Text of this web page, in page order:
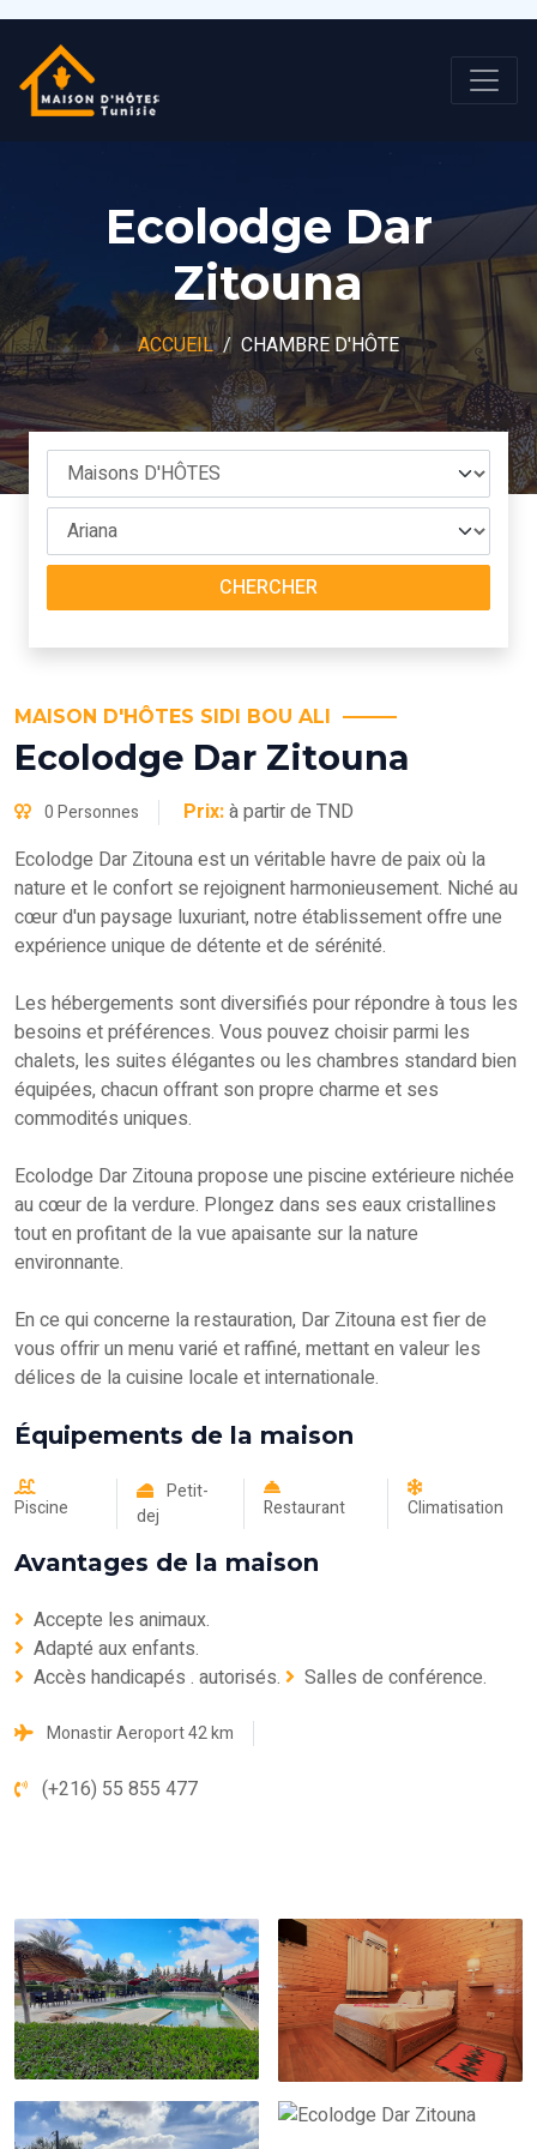
Ecolodge Dar
Zitouna
ACCUEIL CHAMBRE D'HÔTE
CHERCHER
MAISON D'HÔTES SIDI BOU ALI
Ecolodge Dar Zitouna
0 Personnes Prix:à partir de TND
Ecolodge Dar Zitouna est un véritable havre de paix où la
nature et le confort se rejoignent harmonieusement. Niché au
cœur d'un paysage luxuriant, notre établissement offre une
expérience unique de détente et de sérénité.
Les hébergements sont diversifiés pour répondre à tous les
besoins et préférences. Vous pouvez choisir parmi les
chalets, les suites élégantes ou les chambres standard bien
équipées, chacun offrant son propre charme et ses
commodités uniques.
Ecolodge Dar Zitouna propose une piscine extérieure nichée
au cœur de la verdure. Plongez dans ses eaux cristallines
tout en profitant de la vue apaisante sur la nature
environnante.
En ce qui concerne la restauration, Dar Zitouna est fier de
vous offrir un menu varié et raffiné, mettant en valeur les
délices de la cuisine locale et internationale.
Équipements de la maison
Piscine
Petit-
dej
Restaurant Climatisation
Avantages de la maison
Accepte les animaux.
Adapté aux enfants.
Accès handicapés . autorisés.
Salles de conférence.
Monastir Aeroport 42 km
(+216) 55 855 477